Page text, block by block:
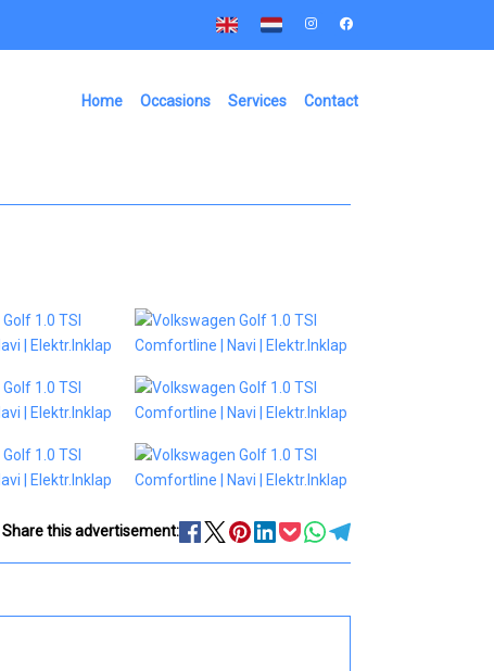
Home Occasions Services Contact
Share this advertisement: